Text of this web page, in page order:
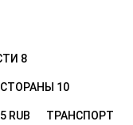
8
10
RUB ТРАНСПОРТ